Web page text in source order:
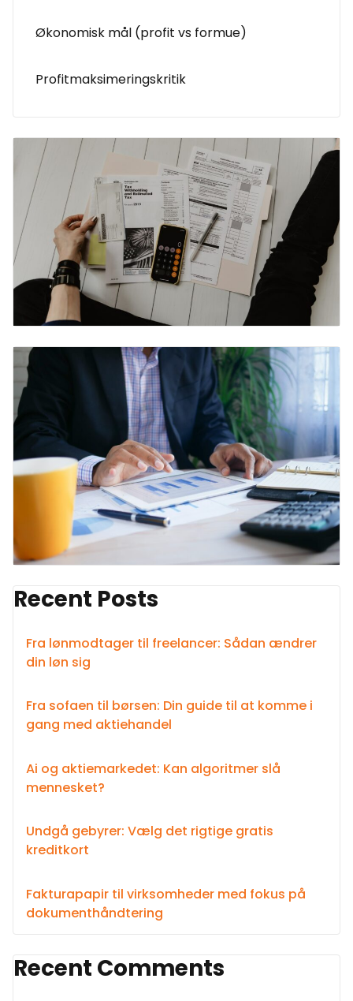
Økonomisk mål (profit vs formue)
Profitmaksimeringskritik
Recent Posts
Fra lønmodtager til freelancer: Sådan ændrer
din løn sig
Fra sofaen til børsen: Din guide til at komme i
gang med aktiehandel
Ai og aktiemarkedet: Kan algoritmer slå
mennesket?
Undgå gebyrer: Vælg det rigtige gratis
kreditkort
Fakturapapir til virksomheder med fokus på
dokumenthåndtering
Recent Comments